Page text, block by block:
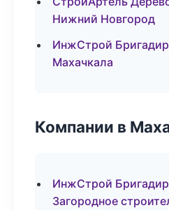
Нижний Новгород
ИнжСтрой
Махачкала
Компании в
ИнжСтрой
Загородное